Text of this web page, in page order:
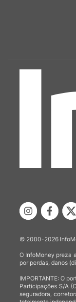
© 2000-2026
O InfoMoney preza
por perdas, danos
IMPORTANTE: O
Participações S/A
seguradora,